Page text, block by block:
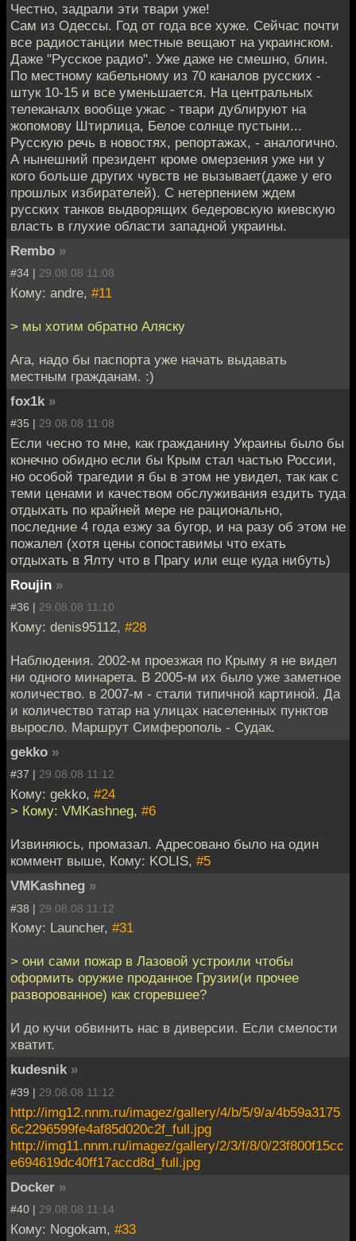
Честно, задрали эти твари уже!
Сам из Одессы. Год от года все хуже. Сейчас почти
все радиостанции местные вещают на украинском.
Даже "Русское радио". Уже даже не смешно, блин.
По местному кабельному из 70 каналов русских -
штук 10-15 и все уменьшается. На центральных
телеканалх вообще ужас - твари дублируют на
жопомову Штирлица, Белое солнце пустыни...
Русскую речь в новостях, репортажах, - аналогично.
А нынешний президент кроме омерзения уже ни у
кого больше других чувств не вызывает(даже у его
прошлых избирателей). С нетерпением ждем
русских танков выдворящих бедеровскую киевскую
власть в глухие области западной украины.
Rembo »
#34 | 29.08.08 11:08
Кому: andre, #11
> мы хотим обратно Аляску
Ага, надо бы паспорта уже начать выдавать
местным гражданам. :)
fox1k »
#35 | 29.08.08 11:08
Если чесно то мне, как гражданину Украины было бы
конечно обидно если бы Крым стал частью России,
но особой трагедии я бы в этом не увидел, так как с
теми ценами и качеством обслуживания ездить туда
отдыхать по крайней мере не рационально,
последние 4 года езжу за бугор, и на разу об этом не
пожалел (хотя цены сопоставимы что ехать
отдыхать в Ялту что в Прагу или еще куда нибуть)
Roujin »
#36 | 29.08.08 11:10
Кому: denis95112, #28
Наблюдения. 2002-м проезжая по Крыму я не видел
ни одного минарета. В 2005-м их было уже заметное
количество. в 2007-м - стали типичной картиной. Да
и количество татар на улицах населенных пунктов
выросло. Маршрут Симферополь - Судак.
gekko »
#37 | 29.08.08 11:12
Кому: gekko, #24
> Кому: VMKashneg, #6
Извиняюсь, промазал. Адресовано было на один
коммент выше, Кому: KOLIS, #5
VMKashneg »
#38 | 29.08.08 11:12
Кому: Launcher, #31
> они сами пожар в Лазовой устроили чтобы
оформить оружие проданное Грузии(и прочее
разворованное) как сгоревшее?
И до кучи обвинить нас в диверсии. Если смелости
хватит.
kudesnik »
#39 | 29.08.08 11:12
http://img12.nnm.ru/imagez/gallery/4/b/5/9/a/4b59a3175
6c2296599fe4af85d020c2f_full.jpg
http://img11.nnm.ru/imagez/gallery/2/3/f/8/0/23f800f15cc
e694619dc40ff17accd8d_full.jpg
Docker »
#40 | 29.08.08 11:14
Кому: Nogokam, #33